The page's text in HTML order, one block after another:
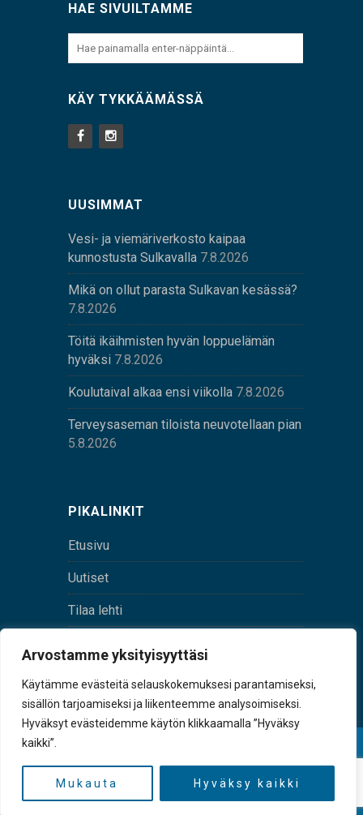
Arvostamme yksityisyyttäsi
Käytämme evästeitä selauskokemuksesi parantamiseksi,
sisällön tarjoamiseksi ja liikenteemme analysoimiseksi.
Hyväksyt evästeidemme käytön klikkaamalla ”Hyväksy
kaikki”.
Mukauta Hyväksy kaikki
HAE SIVUILTAMME
KÄY TYKKÄÄMÄSSÄ
UUSIMMAT
Vesi- ja viemäriverkosto kaipaa
kunnostusta Sulkavalla 7.8.2026
Mikä on ollut parasta Sulkavan kesässä?
7.8.2026
Töitä ikäihmisten hyvän loppuelämän
hyväksi 7.8.2026
Koulutaival alkaa ensi viikolla 7.8.2026
Terveysaseman tiloista neuvotellaan pian
5.8.2026
PIKALINKIT
Etusivu
Uutiset
Tilaa lehti
tunnus 0167229-8
TAKAISIN YLÖS